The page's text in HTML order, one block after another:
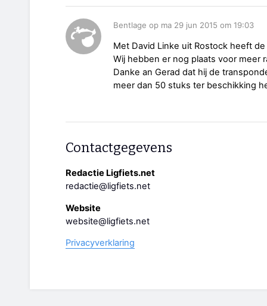
Bentlage op ma 29 jun 2015 om 19:03
Met David Linke uit Rostock heeft
Wij hebben er nog plaats voor meer
Danke an Gerad dat hij de
meer dan 50 stuks ter beschikking
Contactgegevens
Redactie Ligfiets.net
redactie@ligfiets.net
Website
website@ligfiets.net
Privacyverklaring